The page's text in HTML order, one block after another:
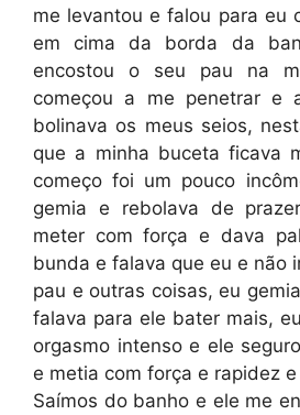
me levantou e falou para eu
em cima da borda da
encostou o seu pau na
começou a me penetrar e
bolinava os meus seios,
que a minha buceta ficava
começo foi um pouco
gemia e rebolava de
meter com força e dava
bunda e falava que eu e não
pau e outras coisas, eu
falava para ele bater mais,
orgasmo intenso e ele
e metia com força e rapidez
Saímos do banho e ele me